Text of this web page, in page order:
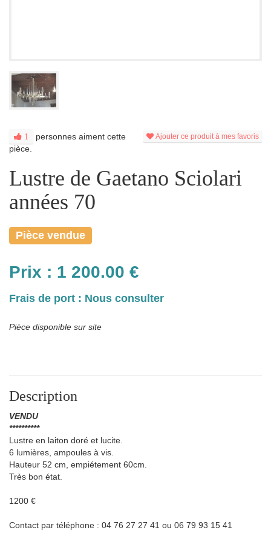
Ajouter ce produit à mes favoris
1
personnes aiment cette
pièce.
Lustre de Gaetano Sciolari
années 70
Pièce vendue
Prix : 1 200.00 €
Frais de port : Nous consulter
Pièce disponible sur site
Description
VENDU
**********
Lustre en laiton doré et lucite.
6 lumières, ampoules à vis.
Hauteur 52 cm, empiétement 60cm.
Très bon état.
1200 €
Contact par téléphone : 04 76 27 27 41 ou 06 79 93 15 41